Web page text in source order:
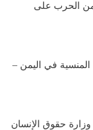
3 سنوات من الحرب على
في اليمن –
وزارة حقوق الإنسان